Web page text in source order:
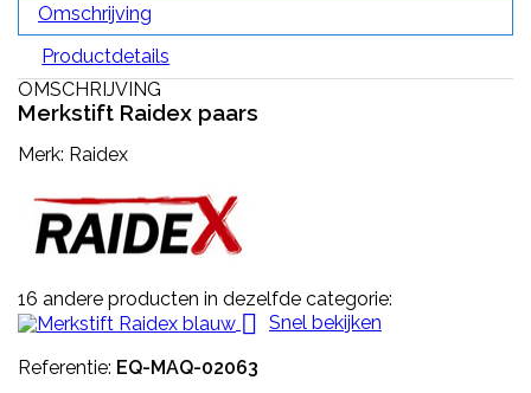
Omschrijving
Productdetails
OMSCHRIJVING
Merkstift Raidex paars
Merk: Raidex
16 andere producten in dezelfde categorie:
 Snel bekijken
Referentie: EQ-MAQ-02063